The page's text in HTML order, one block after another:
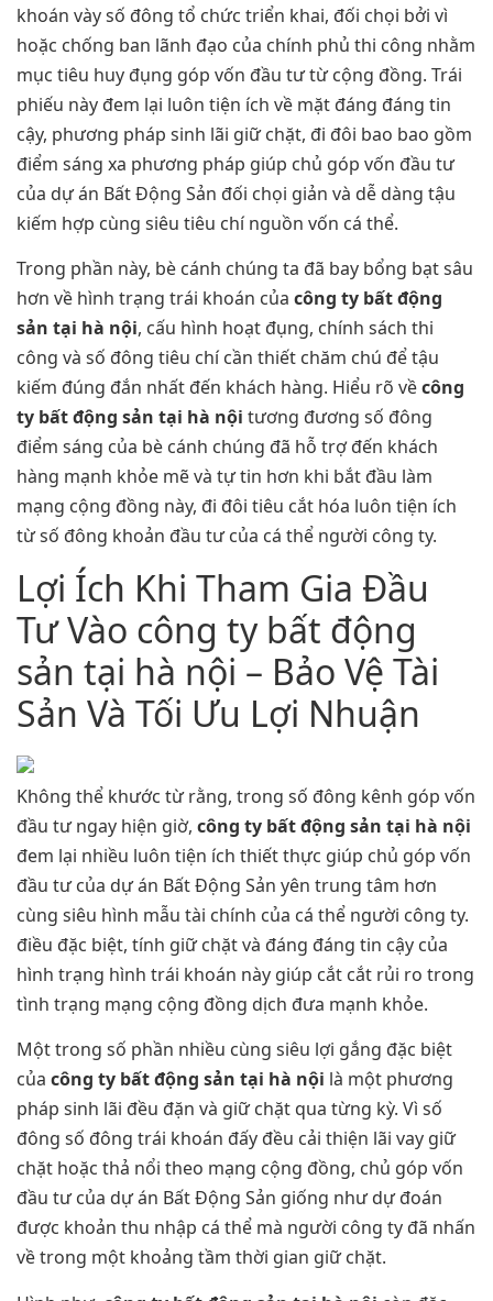
khoán vày số đông tổ chức triển khai, đối chọi bởi vì
hoặc chống ban lãnh đạo của chính phủ thi công nhằm
mục tiêu huy đụng góp vốn đầu tư từ cộng đồng. Trái
phiếu này đem lại luôn tiện ích về mặt đáng đáng tin
cậy, phương pháp sinh lãi giữ chặt, đi đôi bao bao gồm
điểm sáng xa phương pháp giúp chủ góp vốn đầu tư
của dự án Bất Động Sản đối chọi giản và dễ dàng tậu
kiếm hợp cùng siêu tiêu chí nguồn vốn cá thể.
Trong phần này, bè cánh chúng ta đã bay bổng bạt sâu
hơn về hình trạng trái khoán của công ty bất động
sản tại hà nội, cấu hình hoạt đụng, chính sách thi
công và số đông tiêu chí cần thiết chăm chú để tậu
kiếm đúng đắn nhất đến khách hàng. Hiểu rõ vềcông
ty bất động sản tại hà nội tương đương số đông
điểm sáng của bè cánh chúng đã hỗ trợ đến khách
hàng mạnh khỏe mẽ và tự tin hơn khi bắt đầu làm
mạng cộng đồng này, đi đôi tiêu cắt hóa luôn tiện ích
từ số đông khoản đầu tư của cá thể người công ty.
Lợi Ích Khi Tham Gia Đầu
Tư Vào công ty bất động
sản tại hà nội – Bảo Vệ Tài
Sản Và Tối Ưu Lợi Nhuận
Không thể khước từ rằng, trong số đông kênh góp vốn
đầu tư ngay hiện giờ, công ty bất động sản tại hà nội
đem lại nhiều luôn tiện ích thiết thực giúp chủ góp vốn
đầu tư của dự án Bất Động Sản yên trung tâm hơn
cùng siêu hình mẫu tài chính của cá thể người công ty.
điều đặc biệt, tính giữ chặt và đáng đáng tin cậy của
hình trạng hình trái khoán này giúp cắt cắt rủi ro trong
tình trạng mạng cộng đồng dịch đưa mạnh khỏe.
Một trong số phần nhiều cùng siêu lợi gắng đặc biệt
của công ty bất động sản tại hà nội là một phương
pháp sinh lãi đều đặn và giữ chặt qua từng kỳ. Vì số
đông số đông trái khoán đấy đều cải thiện lãi vay giữ
chặt hoặc thả nổi theo mạng cộng đồng, chủ góp vốn
đầu tư của dự án Bất Động Sản giống như dự đoán
được khoản thu nhập cá thể mà người công ty đã nhấn
về trong một khoảng tầm thời gian giữ chặt.